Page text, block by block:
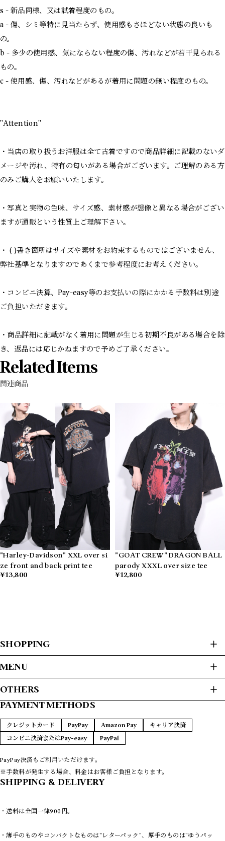
s - 新品同様、又は試着程度のもの。
a - 傷、シミ等特に見当たらず、使用感もさほどない状態の良いも
の。
b - 多少の使用感、気にならない程度の傷、汚れなどが若干見られる
もの。
c - 使用感、傷、汚れなどがあるが着用に問題の無い程度のもの。
"Attention"
・当店の取り扱うお洋服は全て古着ですので商品詳細に記載のないダ
メージや汚れ、特有の匂いがある場合がございます。ご理解のある方
のみご購入をお願いいたします。
・写真と実物の色味、サイズ感、素材感が想像と異なる場合がござい
ますが通販という性質上ご理解下さい。
・ ( )書き箇所はサイズや素材をお約束するものではございません、
弊社基準となりますのであくまで参考程度にお考えください。
・コンビニ決算、Pay-easy等のお支払いの際にかかる手数料は別途
ご負担いただきます。
・商品詳細に記載がなく着用に問題が生じる初期不良がある場合を除
き、返品には応じかねますので予めご了承ください。
Related Items
関連商品
"Harley-Davidson" XXL over si
ze front and back print tee
¥13,800
"GOAT CREW" DRAGON BALL
parody XXXL over size tee
¥12,800
SHOPPING
ALL ITEMS
JACKET / BLOUSON
S/S SHIRTS
SWEAT / HOODIE
SWEATER
T-SHIRTS
VEST
COATS
LEATHER
NEW ARRIVAS
8/7 UPDATE
MENU
HOME
PAYMENT METHODS
FAQ
CONTACT
OTHERS
プライバシーポリシー
特定商取引法に基づく表記
PAYMENT METHODS
クレジットカード PayPay Amazon Pay
キャリア決済
コンビニ決済またはPay-easy
PayPal
PayPay決済もご利用いただけます。
※手数料が発生する場合、料金はお客様ご負担となります。
SHIPPING & DELIVERY
・送料は全国一律900円。
・薄手のものやコンパクトなものは"レターパック"、厚手のものは"ゆうパッ